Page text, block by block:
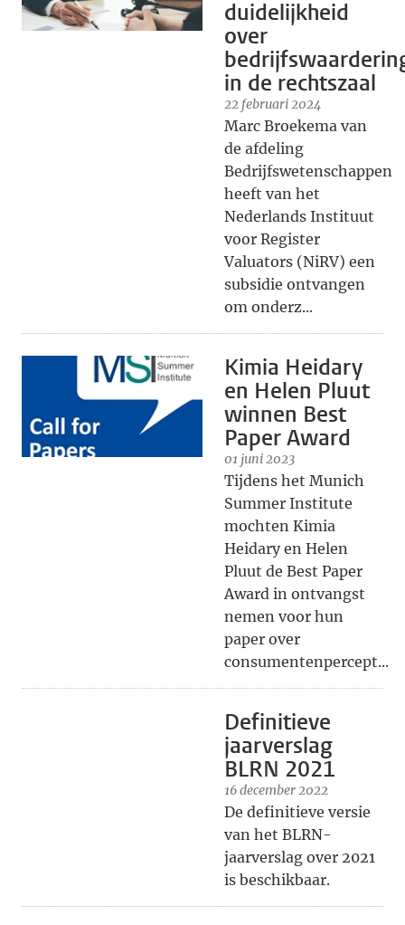
duidelijkheid
over
in de rechtszaal
22 februari 2024
Marc Broekema van
de afdeling
Bedrijfswetenschappen
heeft van het
Nederlands Instituut
voor Register
Valuators (NiRV) een
subsidie ontvangen
om onderz...
Kimia Heidary
en Helen Pluut
winnen Best
Paper Award
01 juni 2023
Tijdens het Munich
Summer Institute
mochten Kimia
Heidary en Helen
Pluut de Best Paper
Award in ontvangst
nemen voor hun
paper over
consumentenpercept...
Definitieve
jaarverslag
BLRN 2021
16 december 2022
De definitieve versie
van het BLRN-
jaarverslag over 2021
is beschikbaar.